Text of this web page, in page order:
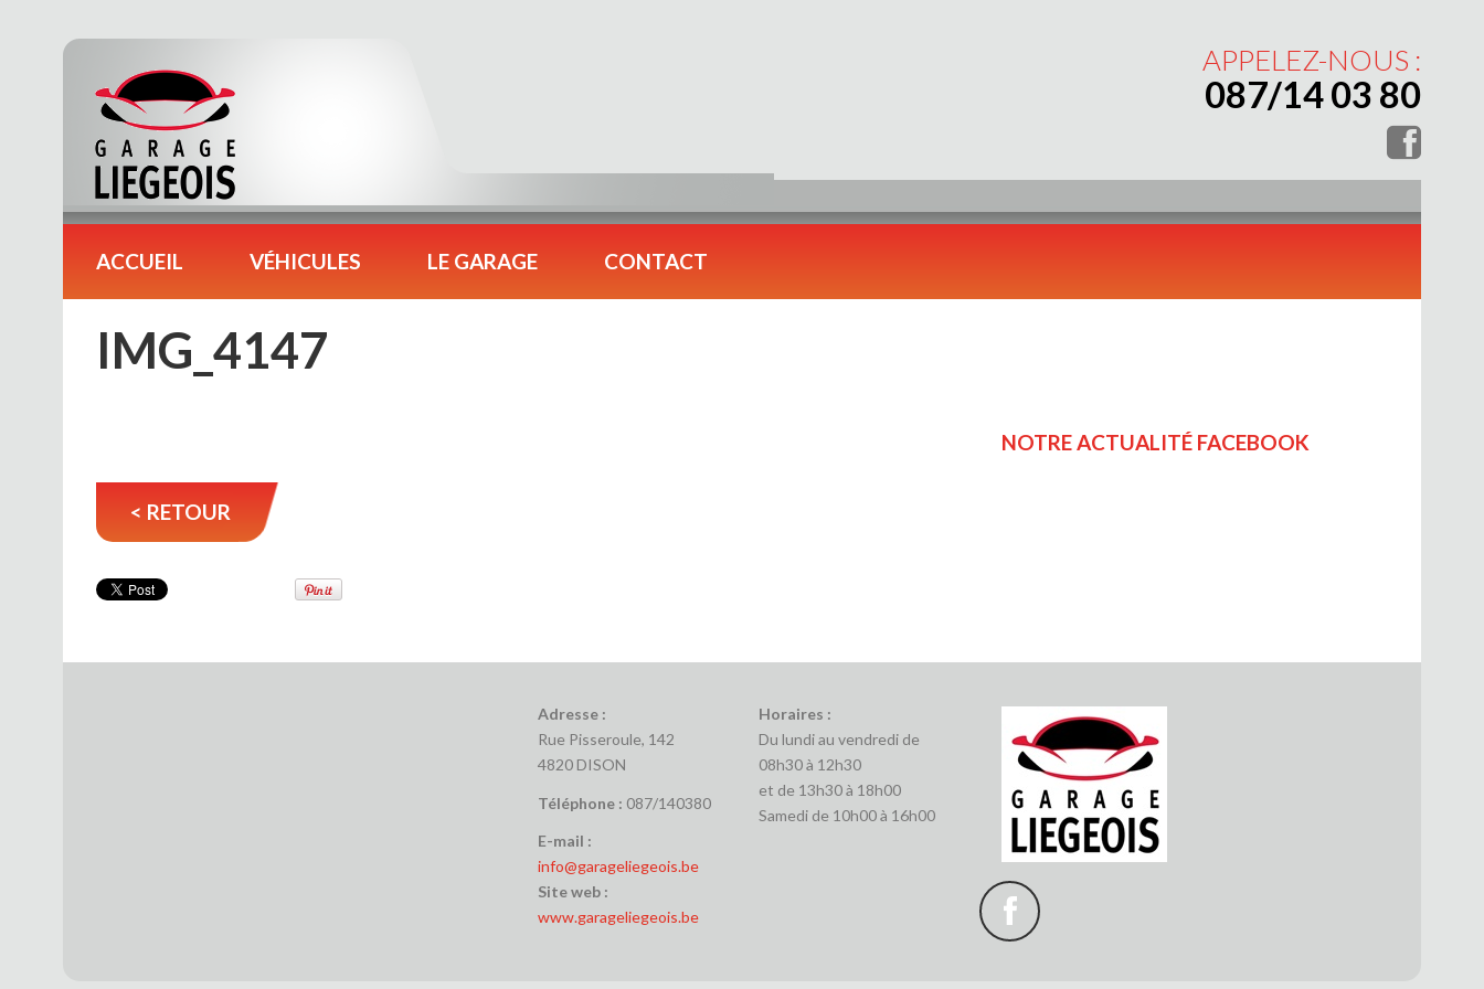
APPELEZ-NOUS :
087/14 03 80
ACCUEIL VÉHICULES LE GARAGE CONTACT
IMG_4147
< RETOUR
NOTRE ACTUALITÉ FACEBOOK
Adresse :
Rue Pisseroule, 142
4820 DISON
Téléphone : 087/140380
E-mail :
info@garageliegeois.be
Site web :
www.garageliegeois.be
Horaires :
Du lundi au vendredi de
08h30 à 12h30
et de 13h30 à 18h00
Samedi de 10h00 à 16h00